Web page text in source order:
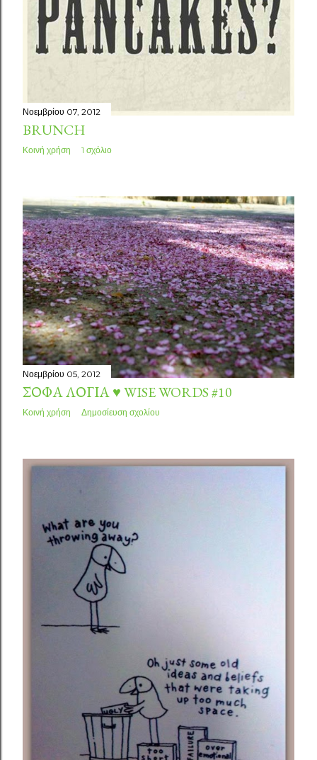
Νοεμβρίου 07, 2012
BRUNCH
Κοινή χρήση 1 σχόλιο
Νοεμβρίου 05, 2012
ΣΟΦΆ ΛΌΓΙΑ ♥ WISE WORDS #10
Κοινή χρήση Δημοσίευση σχολίου